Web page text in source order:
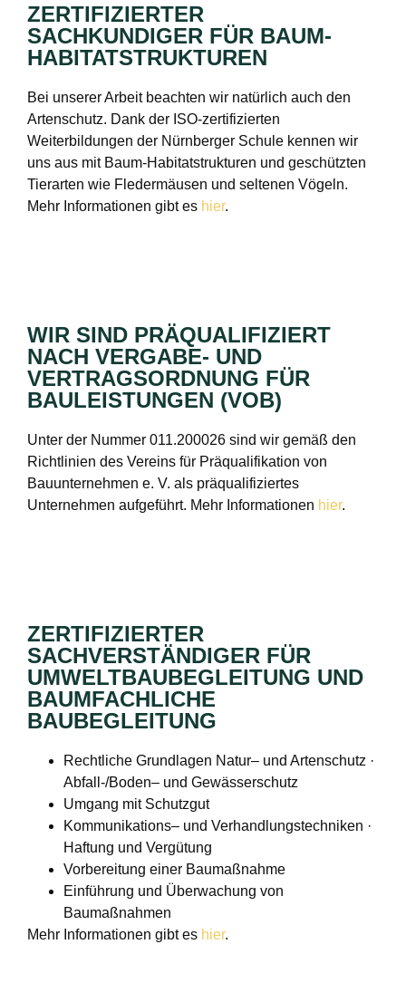
ZERTIFIZIERTER
SACHKUNDIGER FÜR BAUM-
HABITATSTRUKTUREN
Bei unserer Arbeit beachten wir natürlich auch den
Artenschutz. Dank der ISO-zertifizierten
Weiterbildungen der Nürnberger Schule kennen wir
uns aus mit Baum-Habitatstrukturen und geschützten
Tierarten wie Fledermäusen und seltenen Vögeln.
Mehr Informationen gibt es hier.
WIR SIND PRÄQUALIFIZIERT
NACH VERGABE- UND
VERTRAGSORDNUNG FÜR
BAULEISTUNGEN (VOB)
Unter der Nummer 011.200026 sind wir gemäß den
Richtlinien des Vereins für Präqualifikation von
Bauunternehmen e. V. als präqualifiziertes
Unternehmen aufgeführt. Mehr Informationen hier.
ZERTIFIZIERTER
SACHVERSTÄNDIGER FÜR
UMWELTBAUBEGLEITUNG UND
BAUMFACHLICHE
BAUBEGLEITUNG
Rechtliche Grundlagen Natur– und Artenschutz ·
Abfall-/Boden– und Gewässerschutz
Umgang mit Schutzgut
Kommunikations– und Verhandlungstechniken ·
Haftung und Vergütung
Vorbereitung einer Baumaßnahme
Einführung und Überwachung von
Baumaßnahmen
Mehr Informationen gibt es hier.